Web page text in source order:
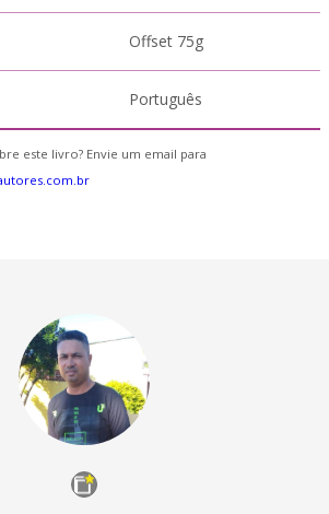
Offset 75g
Português
este livro? Envie um email para